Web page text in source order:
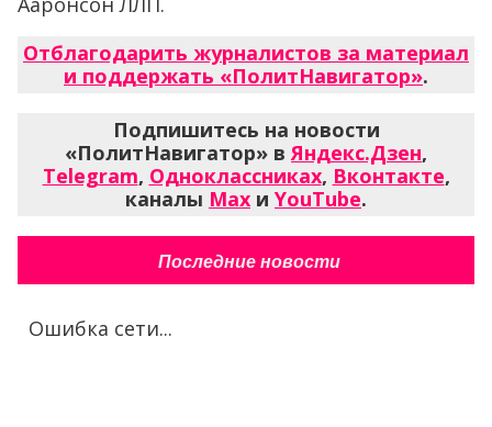
Отблагодарить журналистов за материал
и поддержать «ПолитНавигатор».
Подпишитесь на новости
«ПолитНавигатор» вЯндекс.Дзен,
Telegram, Одноклассниках, Вконтакте,
каналы Max и YouTube.
Последние новости
Ошибка сети...